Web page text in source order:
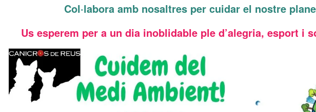
Col·labora amb nosaltres per cuidar el nostre
Us esperem per a un dia inoblidable ple d’alegria, esport i